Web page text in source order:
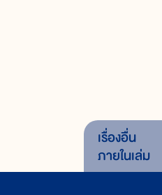
เรื่องอื่น
ภายในเล่ม